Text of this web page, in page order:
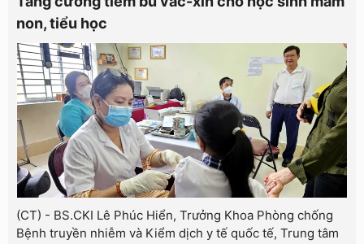
non, tiểu học
(CT) - BS.CKI Lê Phúc Hiển, Trưởng Khoa Phòng chống
Bệnh truyền nhiễm và Kiểm dịch y tế quốc tế, Trung tâm